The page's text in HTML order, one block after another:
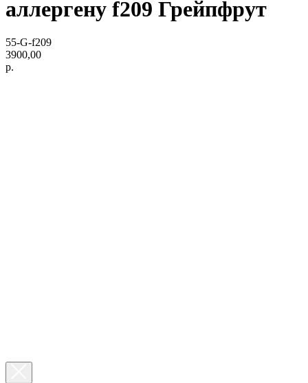
аллергену f209 Грейпфрут
55-G-f209
3900,00
р.